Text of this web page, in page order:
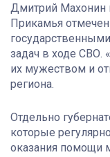
Дмитрий Махонин
Прикамья
задач в ходе СВО.
их мужеством и
региона.
Отдельно
которые
оказания помощи